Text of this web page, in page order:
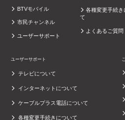
BTVモバイル
市民チャンネル
ユーザーサポート
各種変更手続き
て
よくあるご質問
ユーザーサポート
テレビについて
インターネットについて
ケーブルプラス電話について
各種変更手続きについて